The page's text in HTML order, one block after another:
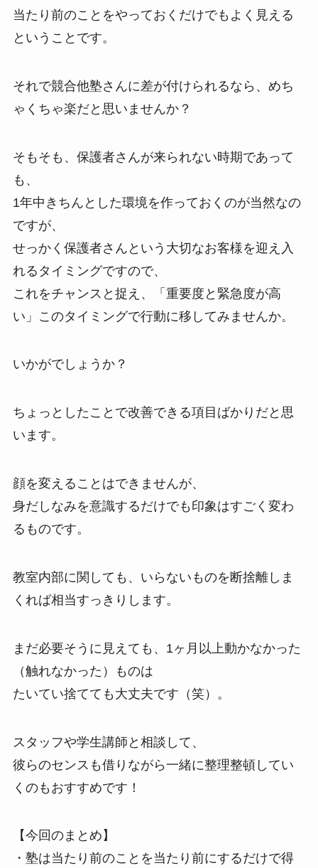
当たり前のことをやっておくだけでもよく見える
ということです。
それで競合他塾さんに差が付けられるなら、めち
ゃくちゃ楽だと思いませんか？
そもそも、保護者さんが来られない時期であって
も、
1年中きちんとした環境を作っておくのが当然なの
ですが、
せっかく保護者さんという大切なお客様を迎え入
れるタイミングですので、
これをチャンスと捉え、「重要度と緊急度が高
い」このタイミングで行動に移してみませんか。
いかがでしょうか？
ちょっとしたことで改善できる項目ばかりだと思
います。
顔を変えることはできませんが、
身だしなみを意識するだけでも印象はすごく変わ
るものです。
教室内部に関しても、いらないものを断捨離しま
くれば相当すっきりします。
まだ必要そうに見えても、1ヶ月以上動かなかった
（触れなかった）ものは
たいてい捨てても大丈夫です（笑）。
スタッフや学生講師と相談して、
彼らのセンスも借りながら一緒に整理整頓してい
くのもおすすめです！
【今回のまとめ】
・塾は当たり前のことを当たり前にするだけで得